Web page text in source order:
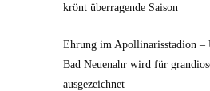
krönt überragende Saison
Ehrung im Apollinarisstadion –
Bad Neuenahr wird für
ausgezeichnet